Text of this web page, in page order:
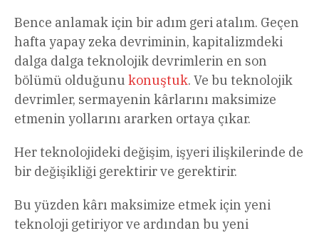
Bence anlamak için bir adım geri atalım. Geçen
hafta yapay zeka devriminin, kapitalizmdeki
dalga dalga teknolojik devrimlerin en son
bölümü olduğunu konuştuk. Ve bu teknolojik
devrimler, sermayenin kârlarını maksimize
etmenin yollarını ararken ortaya çıkar.
Her teknolojideki değişim, işyeri ilişkilerinde de
bir değişikliği gerektirir ve gerektirir.
Bu yüzden kârı maksimize etmek için yeni
teknoloji getiriyor ve ardından bu yeni